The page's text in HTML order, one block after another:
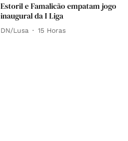
Estoril e Famalicão empatam jogo
inaugural da I Liga
DN/Lusa 15 Horas